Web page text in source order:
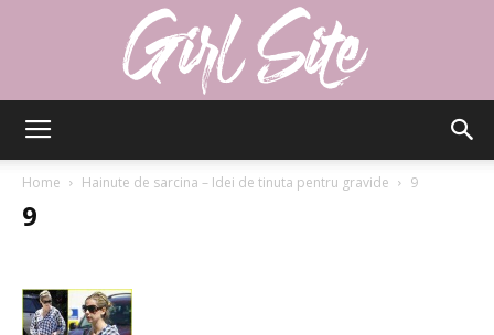
Home Hainute de sarcina – Idei de tinuta pentru gravide 9
9